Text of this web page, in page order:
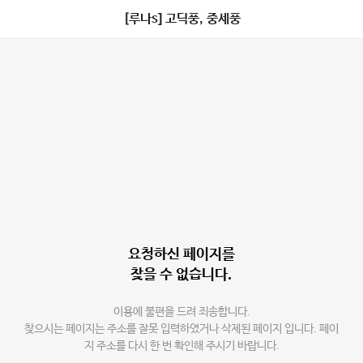
[루나s] 고딕풍, 중세풍
요청하신 페이지를
찾을 수 없습니다.
이용에 불편을 드려 죄송합니다.
찾으시는 페이지는 주소를 잘못 입력하였거나 삭제된 페이지 입니다. 페이
지 주소를 다시 한 번 확인해 주시기 바랍니다.